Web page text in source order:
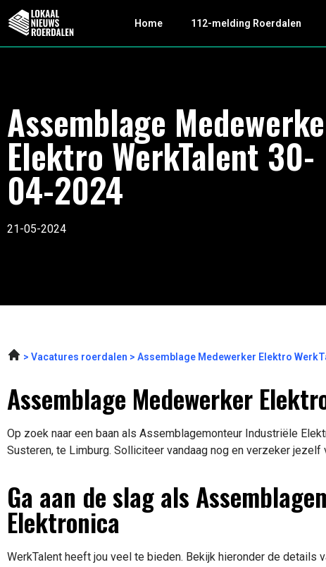
Home 112-melding Roerdalen
Assemblage
Elektro WerkTalent 30-
04-2024
21-05-2024
Vacatures roerdalen Assemblage Medewerker Elektro
Assemblage Medewerker
Op zoek naar een baan als Assemblagemonteur Industriële
Susteren, te Limburg. Solliciteer vandaag nog en verzeker jezelf
Ga aan de slag als
Elektronica
WerkTalent heeft jou veel te bieden. Bekijk hieronder de details